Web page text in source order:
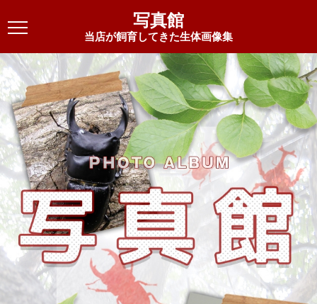
写真館
当店が飼育してきた生体画像集